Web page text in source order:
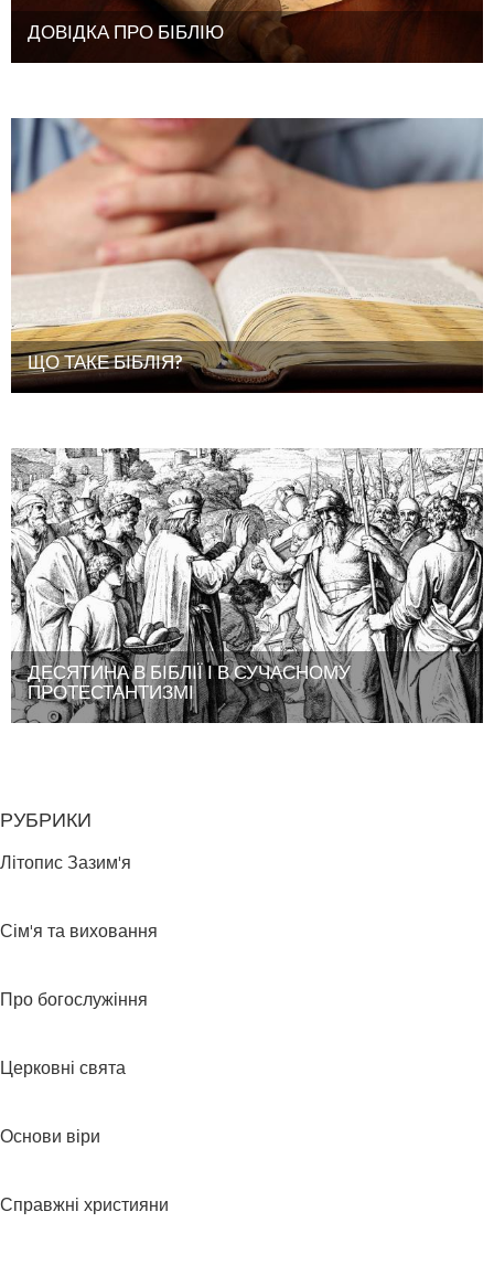
ДОВІДКА ПРО БІБЛІЮ
ЩО ТАКЕ БІБЛІЯ?
ДЕСЯТИНА В БІБЛІЇ І В СУЧАСНОМУ
ПРОТЕСТАНТИЗМІ
РУБРИКИ
Літопис Зазим'я
Сім'я та виховання
Про богослужіння
Церковні свята
Основи віри
Справжні християни